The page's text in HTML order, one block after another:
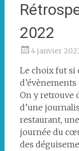
2022
4 janvier
Le choix fut si
On y retrouve
d’une
restaurant,
journée du
des